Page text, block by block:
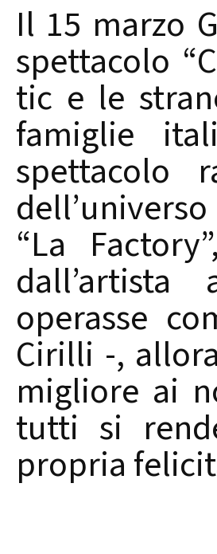
Il 15 marzo
spettacolo
tic e le
famiglie
spettacolo
“La
operasse
Cirilli -,
migliore ai
tutti si
propria